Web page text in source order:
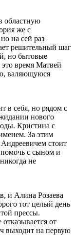
областную
же с
на сей раз
решительный шаг
но бытовые
время Матвей
валяющуюся
в себя, но рядом с
нового
Кристина с
За этим
стоит
с сыном и
не
и Алина Розаева
тот целый день
прессы.
от
выходит на первую